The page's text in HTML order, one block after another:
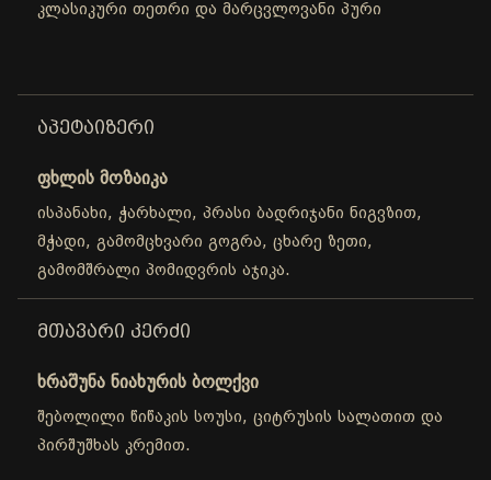
კლასიკური თეთრი და მარცვლოვანი პური
ᲐᲞᲔᲢᲐᲘᲖᲔᲠᲘ
ფხლის მოზაიკა
ისპანახი, ჭარხალი, პრასი ბადრიჯანი ნიგვზით,
მჭადი, გამომცხვარი გოგრა, ცხარე ზეთი,
გამომშრალი პომიდვრის აჯიკა.
ᲛᲗᲐᲕᲐᲠᲘ ᲙᲔᲠᲫᲘ
ხრაშუნა ნიახურის ბოლქვი
შებოლილი წიწაკის სოუსი, ციტრუსის სალათით და
პირშუშხას კრემით.